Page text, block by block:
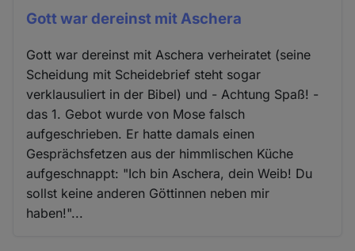
Gott war dereinst mit Aschera
Gott war dereinst mit Aschera verheiratet (seine
Scheidung mit Scheidebrief steht sogar
verklausuliert in der Bibel) und - Achtung Spaß! -
das 1. Gebot wurde von Mose falsch
aufgeschrieben. Er hatte damals einen
Gesprächsfetzen aus der himmlischen Küche
aufgeschnappt: "Ich bin Aschera, dein Weib! Du
sollst keine anderen Göttinnen neben mir
haben!"...